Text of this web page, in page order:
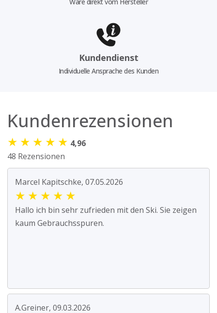
Kundendienst
Individuelle Ansprache des Kunden
Kundenrezensionen
★ ★ ★ ★ ★ 4,96
48 Rezensionen
Marcel Kapitschke, 07.05.2026
★ ★ ★ ★ ★
Hallo ich bin sehr zufrieden mit den Ski. Sie zeigen
kaum Gebrauchsspuren.
A.Greiner, 09.03.2026